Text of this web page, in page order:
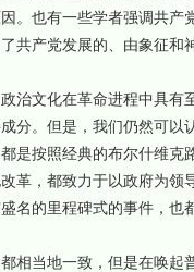
。也有一些学者强调共
共产党发展的、由象征和
文化在革命进程中具有
分。但是，我们仍然可
是按照经典的布尔什维
革，都致力于以政府为领
名的里程碑式的事件，也
当地一致，但是在唤起